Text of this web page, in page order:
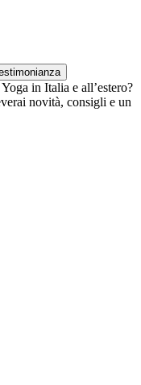
in Italia e all’estero?
novità, consigli e un